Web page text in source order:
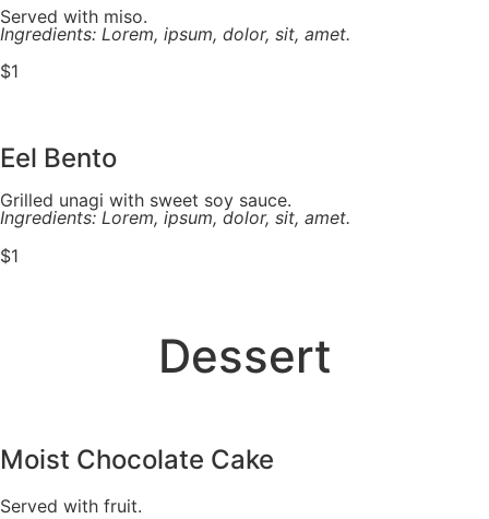
Served with miso.
Ingredients: Lorem, ipsum, dolor, sit, amet.
$1
Eel Bento
Grilled unagi with sweet soy sauce.
Ingredients: Lorem, ipsum, dolor, sit, amet.
$1
Dessert
Moist Chocolate Cake
Served with fruit.